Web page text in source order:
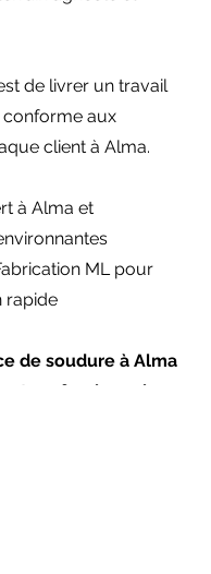
de livrer un travail
aux
client à Alma.
à Alma et
ML pour
rapide
de soudure à Alma
et professionnel,